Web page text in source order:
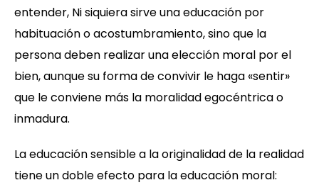
entender, Ni siquiera sirve una educación por
habituación o acostumbramiento, sino que la
persona deben realizar una elección moral por el
bien, aunque su forma de convivir le haga «sentir»
que le conviene más la moralidad egocéntrica o
inmadura.
La educación sensible a la originalidad de la realidad
tiene un doble efecto para la educación moral: